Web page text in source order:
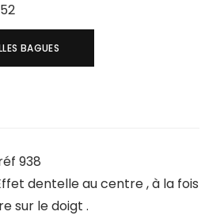
BAGUES
938
dentelle au centre , à la fois
sur le doigt .